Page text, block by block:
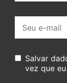
mail:
Salvar
vez que